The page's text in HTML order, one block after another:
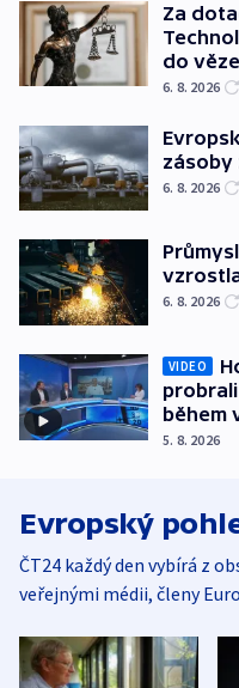
Za
do
6. 8. 2026
zásoby
6. 8. 2026
6. 8. 2026
VIDEO
během
5. 8. 2026
Evropský
ČT24 každý den vybírá z
veřejnými médii, členy